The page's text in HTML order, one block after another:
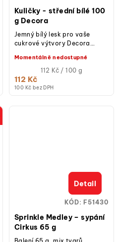
Kuličky - střední bílé 100
g Decora
100 Kč bez DPH
112 Kč
Měrná
112 Kč / 100 g
Momentálně nedostupné
Jemný bílý lesk pro vaše
cukrové výtvory Decora
bílé lesklé, ideální pro snadné
Sprinkle Medley – sypání
Cirkus 65 g
Detail
KÓD: F51430